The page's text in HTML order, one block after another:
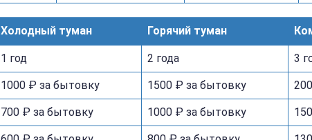
Холодный туман Горячий туман
1 год 2 года 3
1000 ₽ за бытовку 1500 ₽ за бытовку
700 ₽ за бытовку 1000 ₽ за бытовку